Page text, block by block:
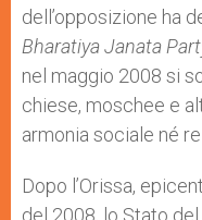
dell’opposizione ha
Bharatiya Janata
nel maggio 2008 si
chiese, moschee e
armonia sociale né
Dopo l’Orissa,
del 2008, lo Stato